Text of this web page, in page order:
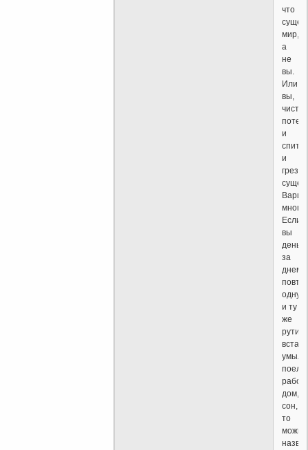
что
мир,
а
не
вы.
Или
вы,
чистая
и
спите,
и
много.
Если
вы
день
за
днем
одну
и ту
же
поели,
дом,
сон,
то
можно